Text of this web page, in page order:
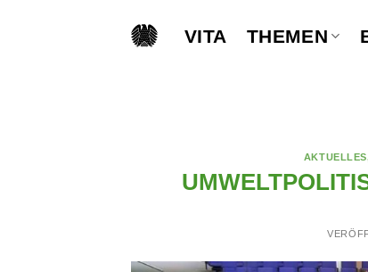
VITA THEMEN
AKTUELLES